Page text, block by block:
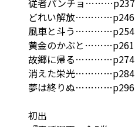
どれい解放…………p246
風車と斗う…………p254
黄金のかぶと………p261
故郷に帰る…………p274
消えた栄光…………p284
夢は終りぬ…………p296
初出